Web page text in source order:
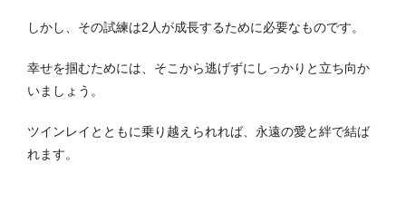
しかし、その試練は2人が成長するために必要なものです。
幸せを掴むためには、そこから逃げずにしっかりと立ち向か
いましょう。
ツインレイとともに乗り越えられれば、永遠の愛と絆で結ば
れます。